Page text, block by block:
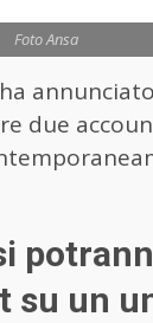
Foto Ansa
due
su un